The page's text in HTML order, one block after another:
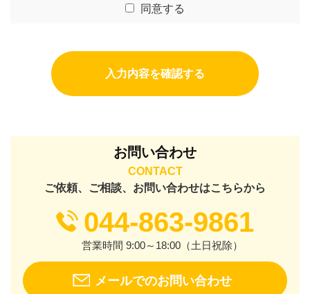
同意する
お問い合わせ
CONTACT
ご依頼、ご相談、お問い合わせはこちらから
044-863-9861
営業時間 9:00～18:00（土日祝除）
メールでのお問い合わせ